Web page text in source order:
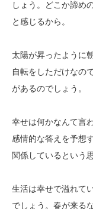
しょう。どこか諦め
と感じるから。
太陽が昇ったように
自転をしただけなの
があるのでしょう。
幸せは何かなんて言
感情的な答えを予想
関係しているという
生活は幸せで溢れて
でしょう。春が来る